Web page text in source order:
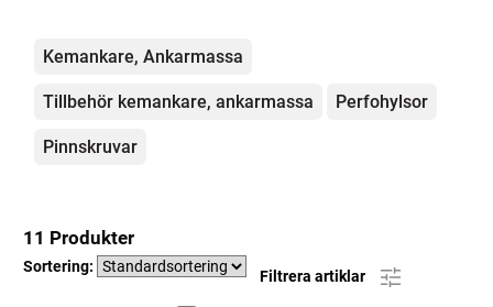
Kategorier
Kemankare, Ankarmassa
Tillbehör kemankare, ankarmassa Perfohylsor
Pinnskruvar
11 Produkter
Sortering:
Filtrera artiklar